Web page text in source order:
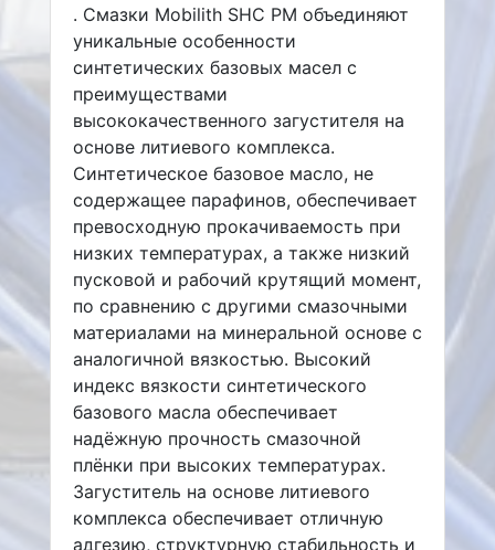
. Смазки Mobilith SHC PM объединяют
уникальные особенности
синтетических базовых масел с
преимуществами
высококачественного загустителя на
основе литиевого комплекса.
Синтетическое базовое масло, не
содержащее парафинов, обеспечивает
превосходную прокачиваемость при
низких температурах, а также низкий
пусковой и рабочий крутящий момент,
по сравнению с другими смазочными
материалами на минеральной основе с
аналогичной вязкостью. Высокий
индекс вязкости синтетического
базового масла обеспечивает
надёжную прочность смазочной
плёнки при высоких температурах.
Загуститель на основе литиевого
комплекса обеспечивает отличную
адгезию, структурную стабильность и